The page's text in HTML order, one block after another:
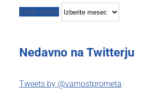
Arhiv objav
Nedavno na Twitterju
Tweets by @varnostprometa